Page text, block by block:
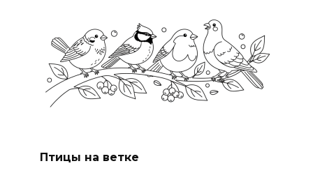
Птицы на ветке